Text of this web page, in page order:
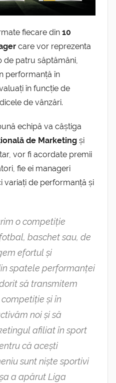
fiecare din 10
care vor reprezenta
de patru săptămâni,
performanță în
în funcție de
de vânzări.
echipă va câștiga
de Marketing și
vor fi acordate premii
fie ei manageri
variați de performanță și
o competiție
baschet sau, de
efortul și
spatele performanței
să transmitem
și în
noi și să
afiliat în sport
că acești
sunt niște sportivi
a apărut Liga